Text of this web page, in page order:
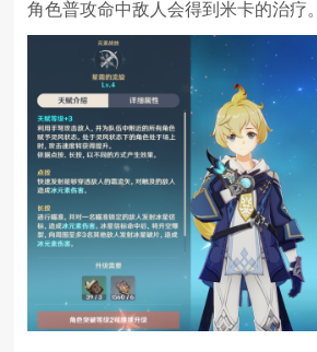
角色普攻命中敌人会得到米卡的治疗。